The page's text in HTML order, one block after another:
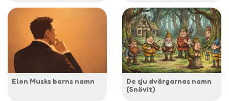
Elon Musks barns namn
De sju dvärgarnas namn
(Snövit)